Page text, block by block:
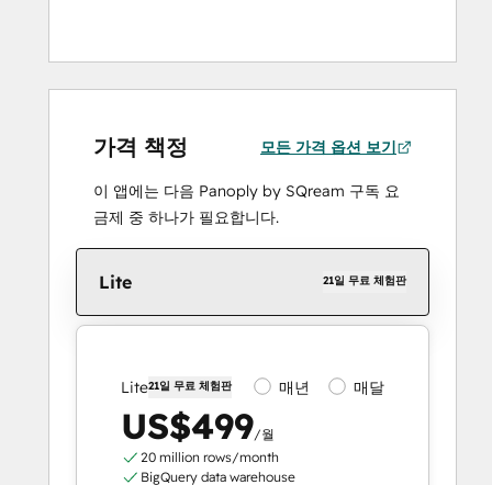
가격 책정 모든 가격 옵션 보기
이 앱에는 다음 Panoply by SQream 구독 요
금제 중 하나가 필요합니다.
Lite 21일 무료 체험판
Lite21일 무료 체험판 매년 매달
US$499/월
20 million rows/month
BigQuery data warehouse